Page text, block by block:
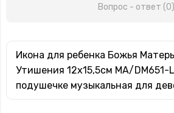
Вопрос - ответ (0)
Икона для ребенка Божья
Утишения 12x15,5см MA/DM651-
подушечке музыкальная для